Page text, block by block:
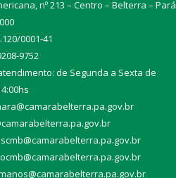
nº 213 – Centro – Belterra – Pará
0001-41
9752
de Segunda a Sexta de
r